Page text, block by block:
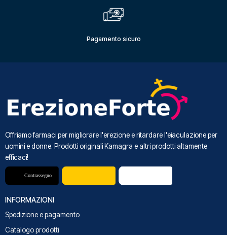
Pagamento sicuro
Offriamo farmaci per migliorare l'erezione e ritardare l'eiaculazione per
uomini e donne. Prodotti originali Kamagra e altri prodotti altamente
efficaci!
INFORMAZIONI
Spedizione e pagamento
Catalogo prodotti